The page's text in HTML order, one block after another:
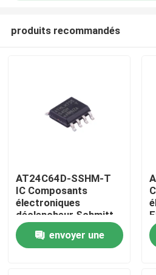
Maison
Produits
produits recommandés
AT24C64D-SSHM-T
IC Composants
électroniques
déclencheur Schmitt,
entrées filtrées pour
suppression du bruit
envoyer une